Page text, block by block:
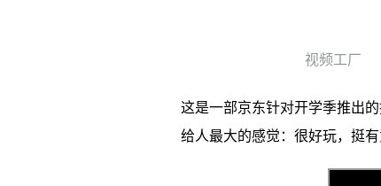
视频工厂
这是一部京东针对开学季推出
给人最大的感觉：很好玩，挺有